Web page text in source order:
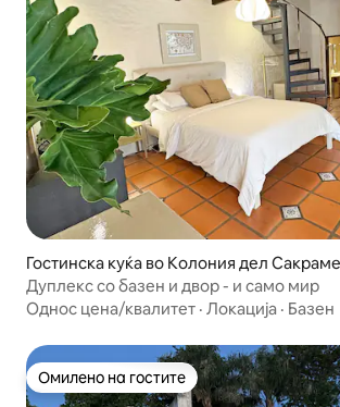
Гостинска куќа во Колония дел
Дуплекс со базен и двор - и само мир
Однос цена/квалитет · Локација · Базен
Омилено на гостите
Омилено на гостите